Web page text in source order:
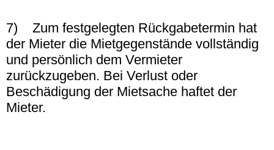
7) Zum festgelegten Rückgabetermin hat
der Mieter die Mietgegenstände vollständig
und persönlich dem Vermieter
zurückzugeben. Bei Verlust oder
Beschädigung der Mietsache haftet der
Mieter.